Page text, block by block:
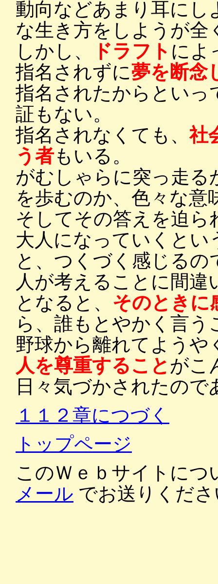
動向などあまり耳にし
な生き方をしようが全
しかし、
ドラフト によ
指名されずに夢を断念
指名されたからといっ
証もない。
指名されなくても、社
う者もいる。
がむしゃらに突っ走る
を歩むのか、色々な意
そしてその答えを迫ら
大人になっていくと
と、つくづく感じるの
人が考えることに間
となると、 そのときに
ら、誰もとやかく言う
野球から離れてようや
人を尊重すること がこ
日々気づかされたので
１１２章につづく
トップページ
このＷｅｂサイトにつ
メール でお送りくだ